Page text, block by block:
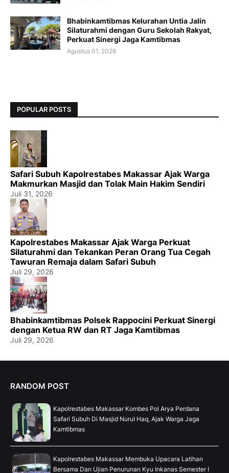
Bhabinkamtibmas Kelurahan Untia Jalin
Silaturahmi dengan Guru Sekolah Rakyat,
Perkuat Sinergi Jaga Kamtibmas
Agustus 01, 2026
POPULAR POSTS
Safari Subuh Kapolrestabes Makassar Ajak Warga
Makmurkan Masjid dan Tolak Main Hakim Sendiri
Juli 31, 2026
Kapolrestabes Makassar Ajak Warga Perkuat
Silaturahmi dan Tekankan Peran Orang Tua Cegah
Tawuran Remaja dalam Safari Subuh
Juli 29, 2026
Bhabinkamtibmas Polsek Rappocini Perkuat Sinergi
dengan Ketua RW dan RT Jaga Kamtibmas
Juli 29, 2026
RANDOM POST
Kapolrestabes Makassar Kombes Pol Arya Perdana
Safari Subuh Di Masjid Nurul Haq, Ajak Warga Jaga
Kamtibmas
Kapolrestabes Makassar Membuka Upacara Latihan
Bersama Dan Ujian Penurunan Kyu Inkanas Semester I